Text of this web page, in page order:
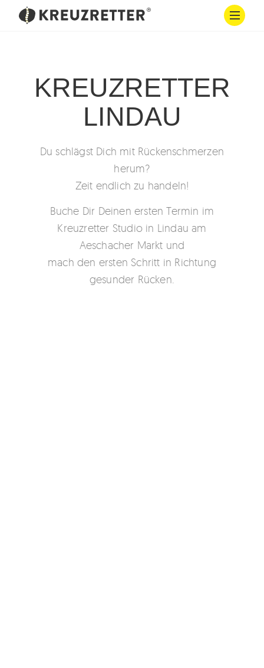
KREUZRETTER
LINDAU
Du schlägst Dich mit Rückenschmerzen
herum?
Zeit endlich zu handeln!
Buche Dir Deinen ersten Termin im
Kreuzretter Studio in Lindau am
Aeschacher Markt und
mach den ersten Schritt in Richtung
gesunder Rücken.